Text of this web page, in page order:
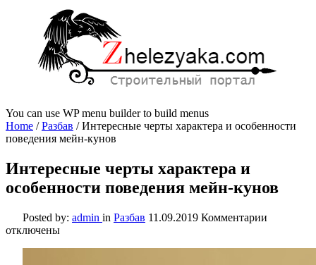
You can use WP menu builder to build menus
Home /Разбав /Интересные черты характера и особенности
поведения мейн-кунов
Интересные черты характера и
особенности поведения мейн-кунов
Posted by: admin in Разбав 11.09.2019 Комментарии
отключены